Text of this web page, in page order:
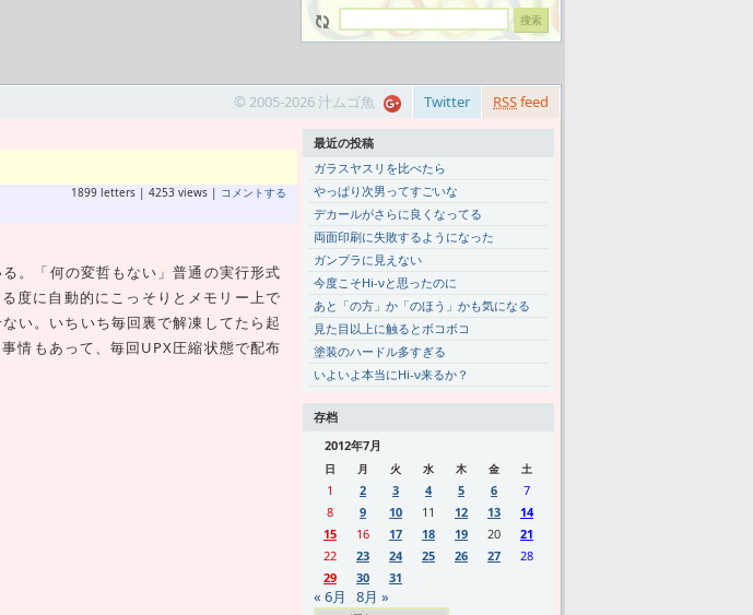
RSSfeed
Twitter
© 2005-2026 汁ムゴ魚
1899 letters | 4253 views | コメントする
。「何の変哲もない」普通の実行形式
度に自動的にこっそりとメモリー上で
い。いちいち毎回裏で解凍してたら起
情もあって、毎回UPX圧縮状態で配布
最近の投稿
ガラスヤスリを比べたら
やっぱり次男ってすごいな
デカールがさらに良くなってる
両面印刷に失敗するようになった
ガンプラに見えない
今度こそHi-νと思ったのに
あと「の方」か「のほう」かも気になる
見た目以上に触るとボコボコ
塗装のハードル多すぎる
いよいよ本当にHi-ν来るか？
存档
2012年7月
日 月 火 水 木 金 土
1 2 3 4 5 6
7
8
9 10 11 12 13
14
15
16 17 18 19 20
21
22
23 24 25 26 27
28
29
30 31
« 6月 8月 »